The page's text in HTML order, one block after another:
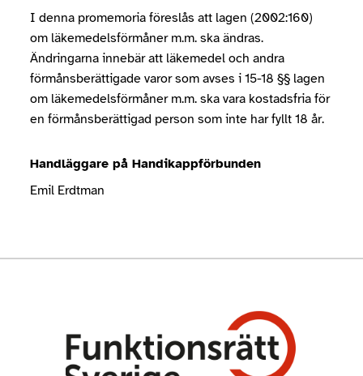
I denna promemoria föreslås att lagen (2002:160)
om läkemedelsförmåner m.m. ska ändras.
Ändringarna innebär att läkemedel och andra
förmånsberättigade varor som avses i 15-18 §§ lagen
om läkemedelsförmåner m.m. ska vara kostadsfria för
en förmånsberättigad person som inte har fyllt 18 år.
Handläggare på Handikappförbunden
Emil Erdtman